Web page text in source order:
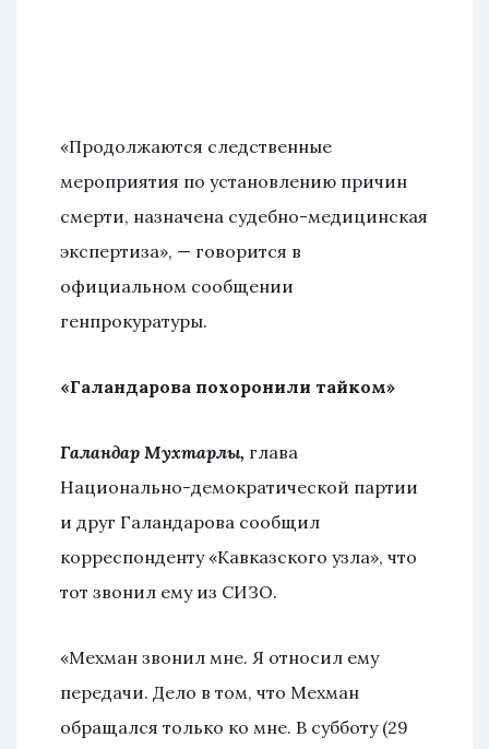
«Продолжаются следственные
мероприятия по установлению причин
смерти, назначена судебно-медицинская
экспертиза», — говорится в
официальном сообщении
генпрокуратуры.
«Галандарова похоронили тайком»
Галандар Мухтарлы, глава
Национально-демократической партии
и друг Галандарова сообщил
корреспонденту «Кавказского узла», что
тот звонил ему из СИЗО.
«Мехман звонил мне. Я относил ему
передачи. Дело в том, что Мехман
обращался только ко мне. В субботу (29